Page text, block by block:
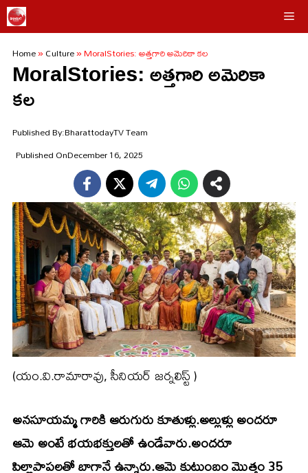
Skip
to
content
Home»Culture»MoralStories: అత్తగారి అమెరికా కల
MoralStories: అత్తగారి అమెరికా
కల
Published By:BharattodayTV Team
Published OnDecember 16, 2025
(యం.వి.రామారావు, సీనియర్ జర్నలిస్ట్ )
అనసూయమ్మ గారికి ఆరుగురు కూతుళ్లు.అల్లుళ్లు అందరూ
ఆమె అంటే భయభక్తులతో ఉండేవారు.అందరూ
పిల్లాపాపలతో బాగానే ఉన్నారు.ఆమె కుటుంబం మొత్తం 35